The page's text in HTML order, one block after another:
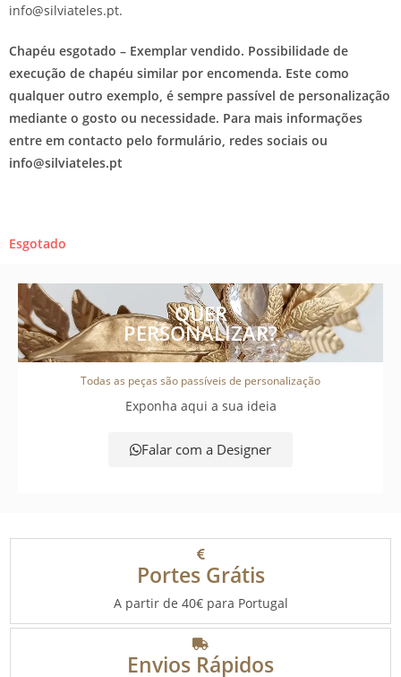
info@silviateles.pt.
Chapéu esgotado – Exemplar vendido. Possibilidade de
execução de chapéu similar por encomenda. Este como
qualquer outro exemplo, é sempre passível de personalização
mediante o gosto ou necessidade. Para mais informações
entre em contacto pelo formulário, redes sociais ou
info@silviateles.pt
Esgotado
QUER
PERSONALIZAR?
Todas as peças são passíveis de personalização
Exponha aqui a sua ideia
Falar com a Designer
Portes Grátis
A partir de 40€ para Portugal
Envios Rápidos